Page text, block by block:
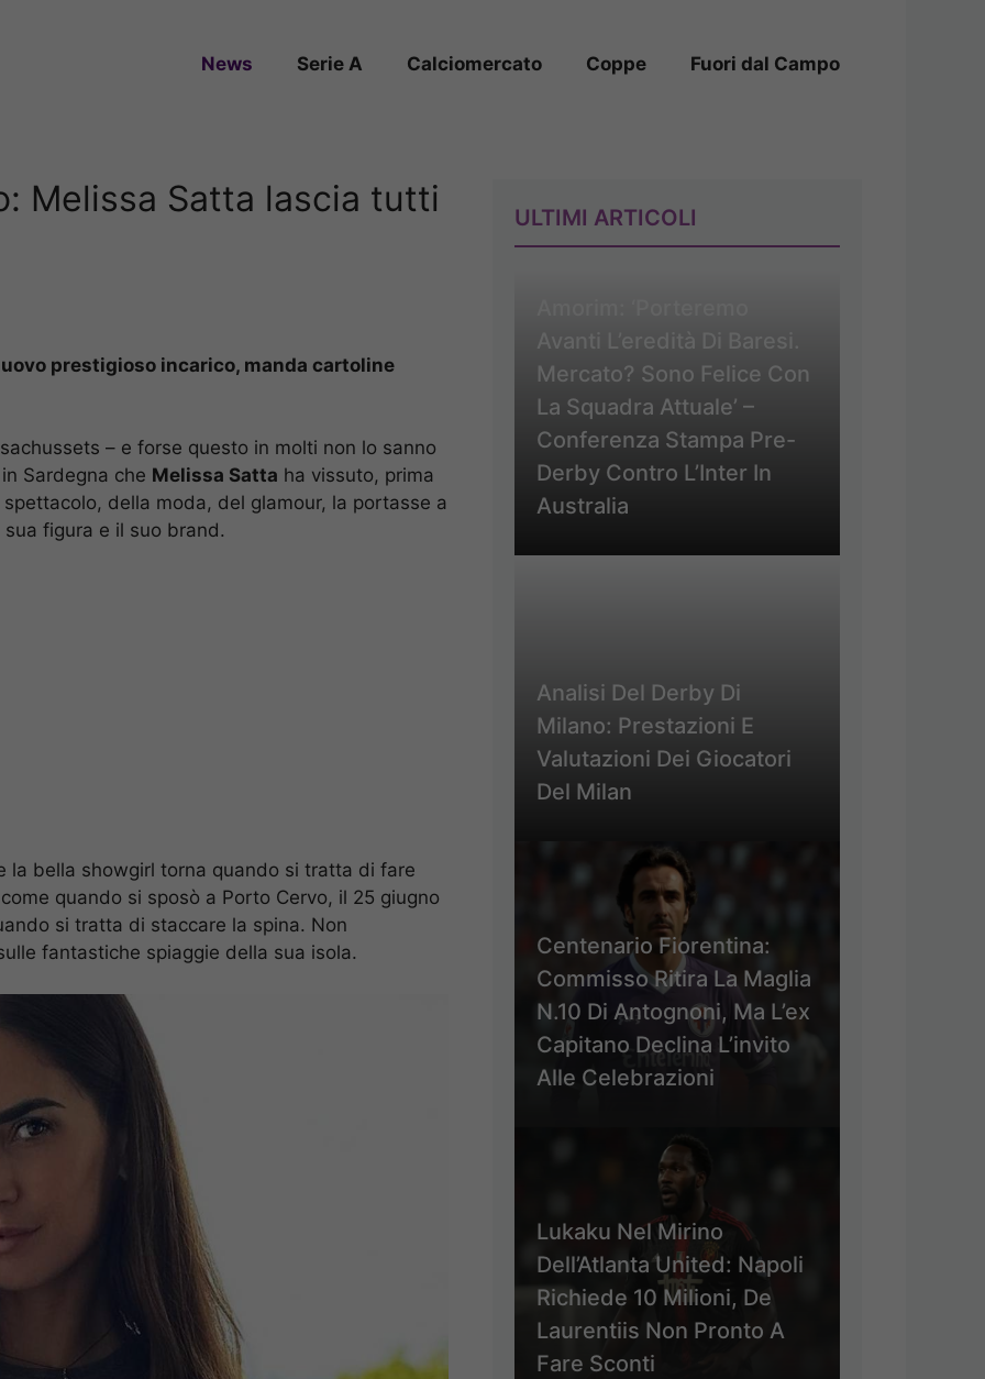
News Serie A Calciomercato Coppe Fuori dal Campo
Melissa Satta lascia tutti
prestigioso incarico, manda cartoline
– e forse questo in molti non lo sanno
Sardegna che Melissa Satta ha vissuto, prima
della moda, del glamour, la portasse a
figura e il suo brand.
la bella showgirl torna quando si tratta di fare
quando si sposò a Porto Cervo, il 25 giugno
si tratta di staccare la spina. Non
fantastiche spiaggie della sua isola.
ULTIMI ARTICOLI
Avanti L’eredità Di Baresi.
Mercato? Sono Felice Con
La Squadra Attuale’ –
Conferenza Stampa Pre-
Derby Contro L’Inter In
Australia
Analisi Del Derby Di
Milano: Prestazioni E
Valutazioni Dei Giocatori
Del Milan
Centenario Fiorentina:
Commisso Ritira La Maglia
N.10 Di Antognoni, Ma L’ex
Capitano Declina L’invito
Alle Celebrazioni
Lukaku Nel Mirino
Dell’Atlanta United: Napoli
Richiede 10 Milioni, De
Laurentiis Non Pronto A
Fare Sconti